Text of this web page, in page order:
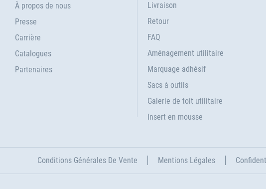
À propos de nous
Presse
Carrière
Catalogues
Partenaires
Livraison
Retour
FAQ
Aménagement utilitaire
Marquage adhésif
Sacs à outils
Galerie de toit utilitaire
Insert en mousse
Conditions Générales De Vente Mentions Légales